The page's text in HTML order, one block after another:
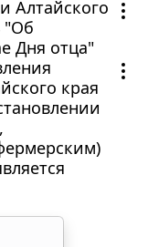
Алтайского
"Об
Дня отца"
края